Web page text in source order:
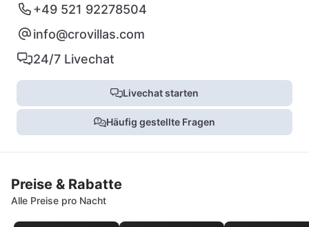
+49 521 92278504
info@crovillas.com
24/7 Livechat
Livechat starten
Häufig gestellte Fragen
Preise & Rabatte
Alle Preise pro Nacht